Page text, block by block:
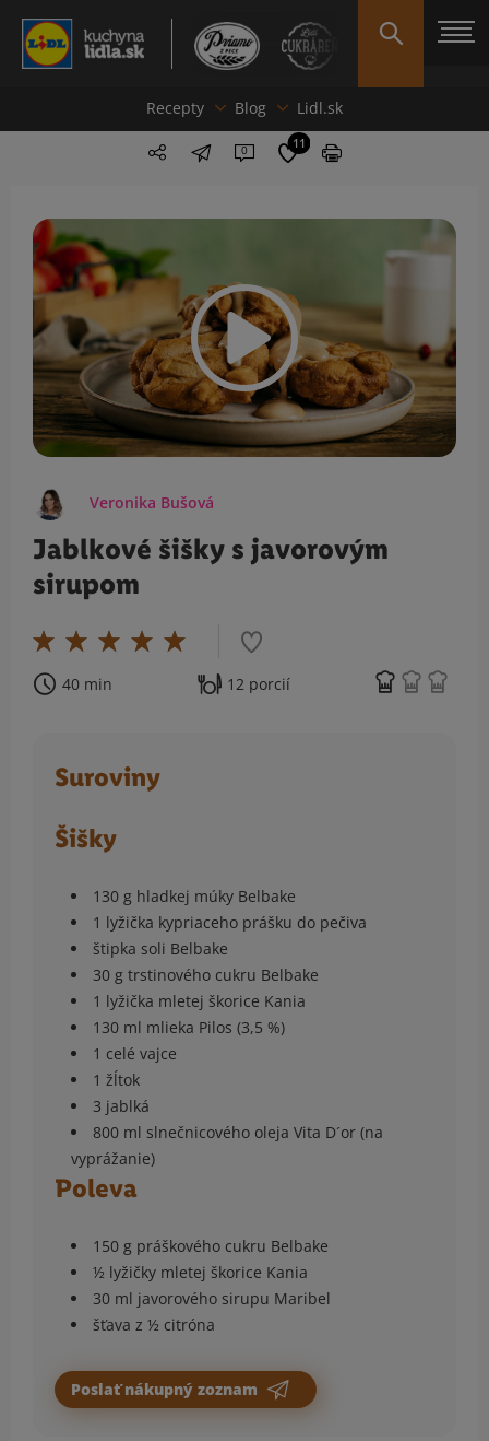
Recepty Blog Lidl.sk
0 11
Veronika Bušová
Jablkové šišky s javorovým
sirupom
40 min 12 porcií
Suroviny
Šišky
130 g hladkej múky Belbake
1 lyžička kypriaceho prášku do pečiva
štipka soli Belbake
30 g trstinového cukru Belbake
1 lyžička mletej škorice Kania
130 ml mlieka Pilos (3,5 %)
1 celé vajce
1 žĺtok
3 jablká
800 ml slnečnicového oleja Vita D´or (na
vyprážanie)
Poleva
150 g práškového cukru Belbake
½ lyžičky mletej škorice Kania
30 ml javorového sirupu Maribel
šťava z ½ citróna
Poslať nákupný zoznam